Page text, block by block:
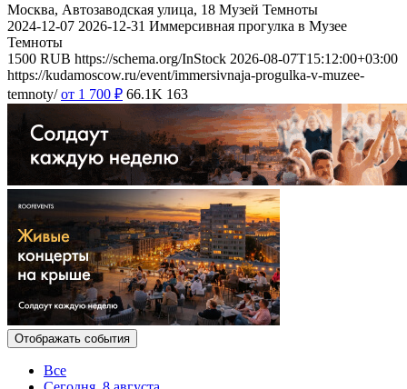
Москва, Автозаводская улица, 18 Музей Темноты
2024-12-07 2026-12-31 Иммерсивная прогулка в Музее
Темноты
1500 RUB https://schema.org/InStock 2026-08-07T15:12:00+03:00
https://kudamoscow.ru/event/immersivnaja-progulka-v-muzee-
temnoty/ от 1 700 ₽ 66.1K 163
Отображать события
Все